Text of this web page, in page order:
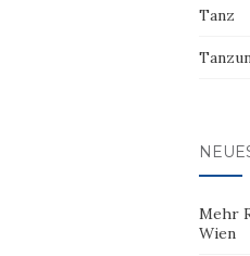
Tanz
Mehr
Wien